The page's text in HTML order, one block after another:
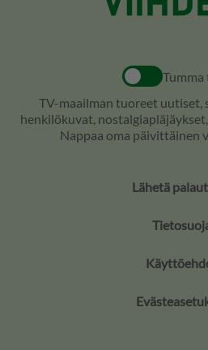
Tumma
TV-maailman tuoreet uutiset,
henkilökuvat,
Nappaa oma päivittäinen
Lähetä